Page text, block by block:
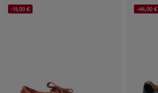
-15,00 € -46,00 €